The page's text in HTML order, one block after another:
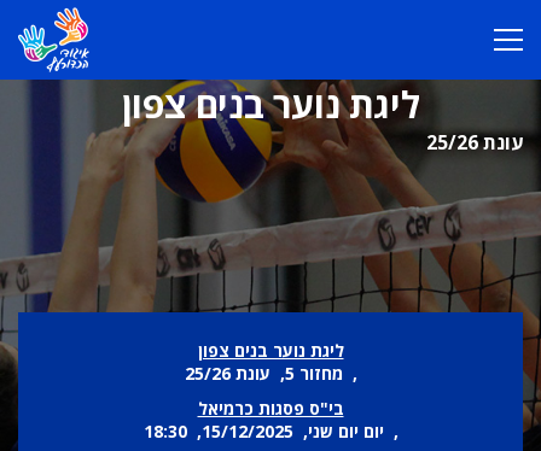
ליגת נוער בנים צפון
עונת 25/26
ליגת נוער בנים צפון
, מחזור 5, עונת 25/26
בי"ס פסגות כרמיאל
, יום יום שני, 15/12/2025, 18:30